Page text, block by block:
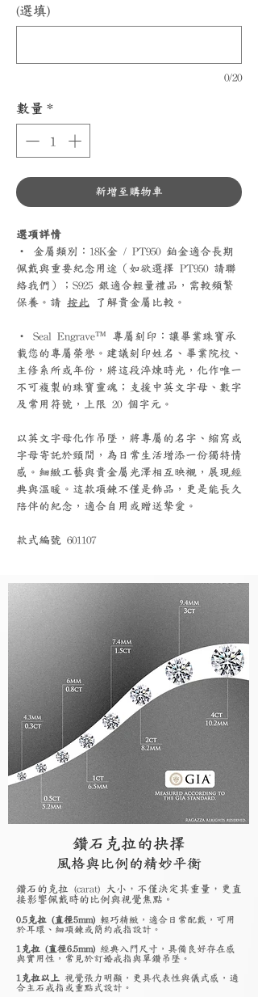
(選填)
0/20
數量 *
新增至購物車
選項詳情
‧ 金屬類別：18K金 / PT950 鉑金適合長期
佩戴與重要紀念用途（如欲選擇 PT950 請聯
絡我們）；S925 銀適合輕量禮品，需較頻繁
保養。請 按此 了解貴金屬比較。
‧ Seal Engrave™ 專屬刻印：讓畢業珠寶承
載您的專屬榮譽。建議刻印姓名、畢業院校、
主修系所或年份，將這段淬煉時光，化作唯一
不可複製的珠寶靈魂；支援中英文字母、數字
及常用符號，上限 20 個字元。
以英文字母化作吊墜，將專屬的名字、縮寫或
字母寄託於頸間，為日常生活增添一份獨特情
感。細緻工藝與貴金屬光澤相互映襯，展現經
典與溫暖。這款項鍊不僅是飾品，更是能長久
陪伴的紀念，適合自用或贈送摯愛。
款式編號 601107
鑽石克拉的抉擇
風格與比例的精妙平衡
鑽石的克拉 (carat) 大小，不僅決定其重量，更直
接影響佩戴時的比例與視覺焦點。
0.5克拉 (直徑5mm) 輕巧精緻，適合日常配戴，可用
於耳環、細項鍊或簡約戒指設計。
1克拉 (直徑6.5mm) 經典入門尺寸，具備良好存在感
與實用性，常見於訂婚戒指與單鑽吊墜。
1克拉以上 視覺張力明顯，更具代表性與儀式感，適
合主石戒指或重點式設計。